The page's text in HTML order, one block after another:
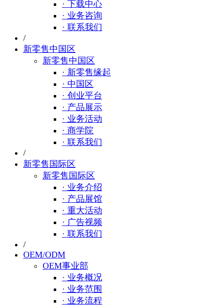
· 下载中心
· 业务咨询
· 联系我们
/
新零售中国区
新零售中国区
· 新零售缘起
· 中国区
· 创业平台
· 产品展示
· 业务活动
· 商学院
· 联系我们
/
新零售国际区
新零售国际区
· 业务介绍
· 产品展馆
· 重大活动
· 广告视频
· 联系我们
/
OEM/ODM
OEM事业部
· 业务概况
· 业务范围
· 业务流程